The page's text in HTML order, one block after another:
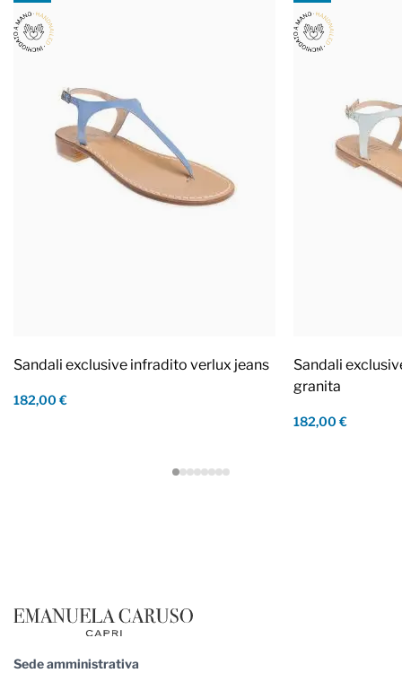
Sandali exclusive infradito verlux jeans
182,00 €
Sandali
granita
182,00 €
Sede amministrativa